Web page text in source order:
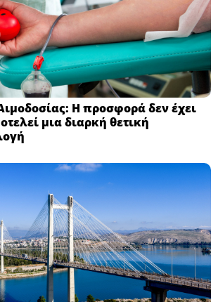
H προσφορά δεν έχει
μια διαρκή θετική